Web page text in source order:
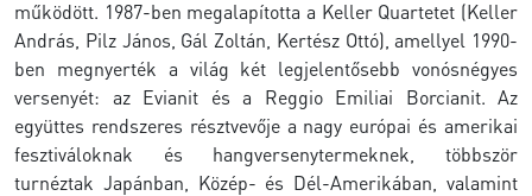
működött. 1987-ben megalapította a Keller Quartetet (Keller
András, Pilz János, Gál Zoltán, Kertész Ottó), amellyel 1990-
ben megnyerték a világ két legjelentősebb vonósnégyes
versenyét: az Evianit és a Reggio Emiliai Borcianit. Az
együttes rendszeres résztvevője a nagy európai és amerikai
fesztiváloknak és hangversenytermeknek, többször
turnéztak Japánban, Közép- és Dél-Amerikában, valamint